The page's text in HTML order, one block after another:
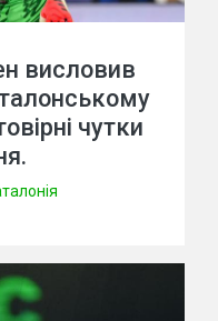
висловив
чутки